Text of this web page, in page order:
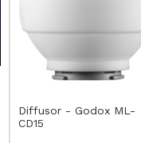
Diffusor - Godox ML-
CD15
KjøpLEGG